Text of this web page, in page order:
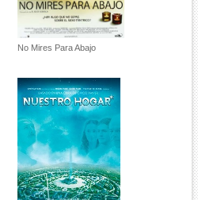
No Mires Para Abajo